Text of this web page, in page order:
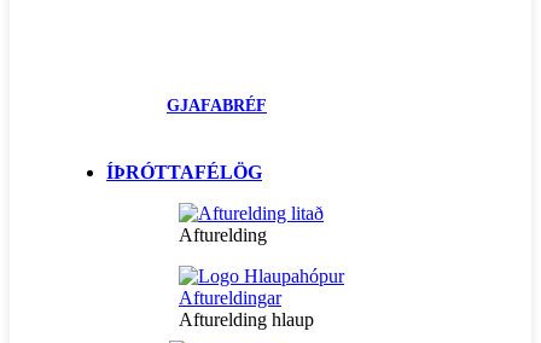
GJAFABRÉF
ÍÞRÓTTAFÉLÖG
Afturelding
Afturelding hlaup